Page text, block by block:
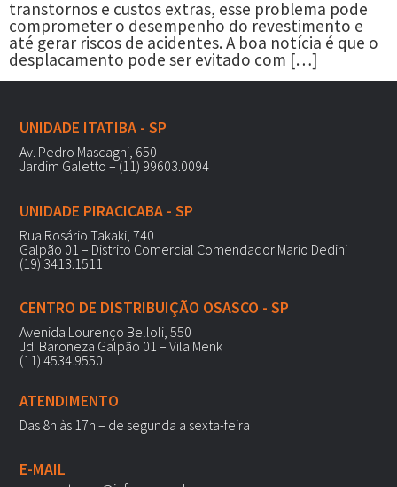
transtornos e custos extras, esse problema pode
comprometer o desempenho do revestimento e
até gerar riscos de acidentes. A boa notícia é que o
desplacamento pode ser evitado com […]
UNIDADE ITATIBA - SP
Av. Pedro Mascagni, 650
Jardim Galetto – (11) 99603.0094
UNIDADE PIRACICABA - SP
Rua Rosário Takaki, 740
Galpão 01 – Distrito Comercial Comendador Mario Dedini
(19) 3413.1511
CENTRO DE DISTRIBUIÇÃO OSASCO - SP
Avenida Lourenço Belloli, 550
Jd. Baroneza Galpão 01 – Vila Menk
(11) 4534.9550
ATENDIMENTO
Das 8h às 17h – de segunda a sexta-feira
E-MAIL